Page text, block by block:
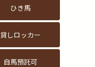
ひき馬
貸しロッカー
自馬預託可